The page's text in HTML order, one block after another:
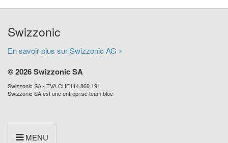
Swizzonic
En savoir plus sur Swizzonic AG »
© 2026 Swizzonic SA
Swizzonic SA - TVA CHE114.860.191
Swizzonic SA est une entreprise team.blue
MENU